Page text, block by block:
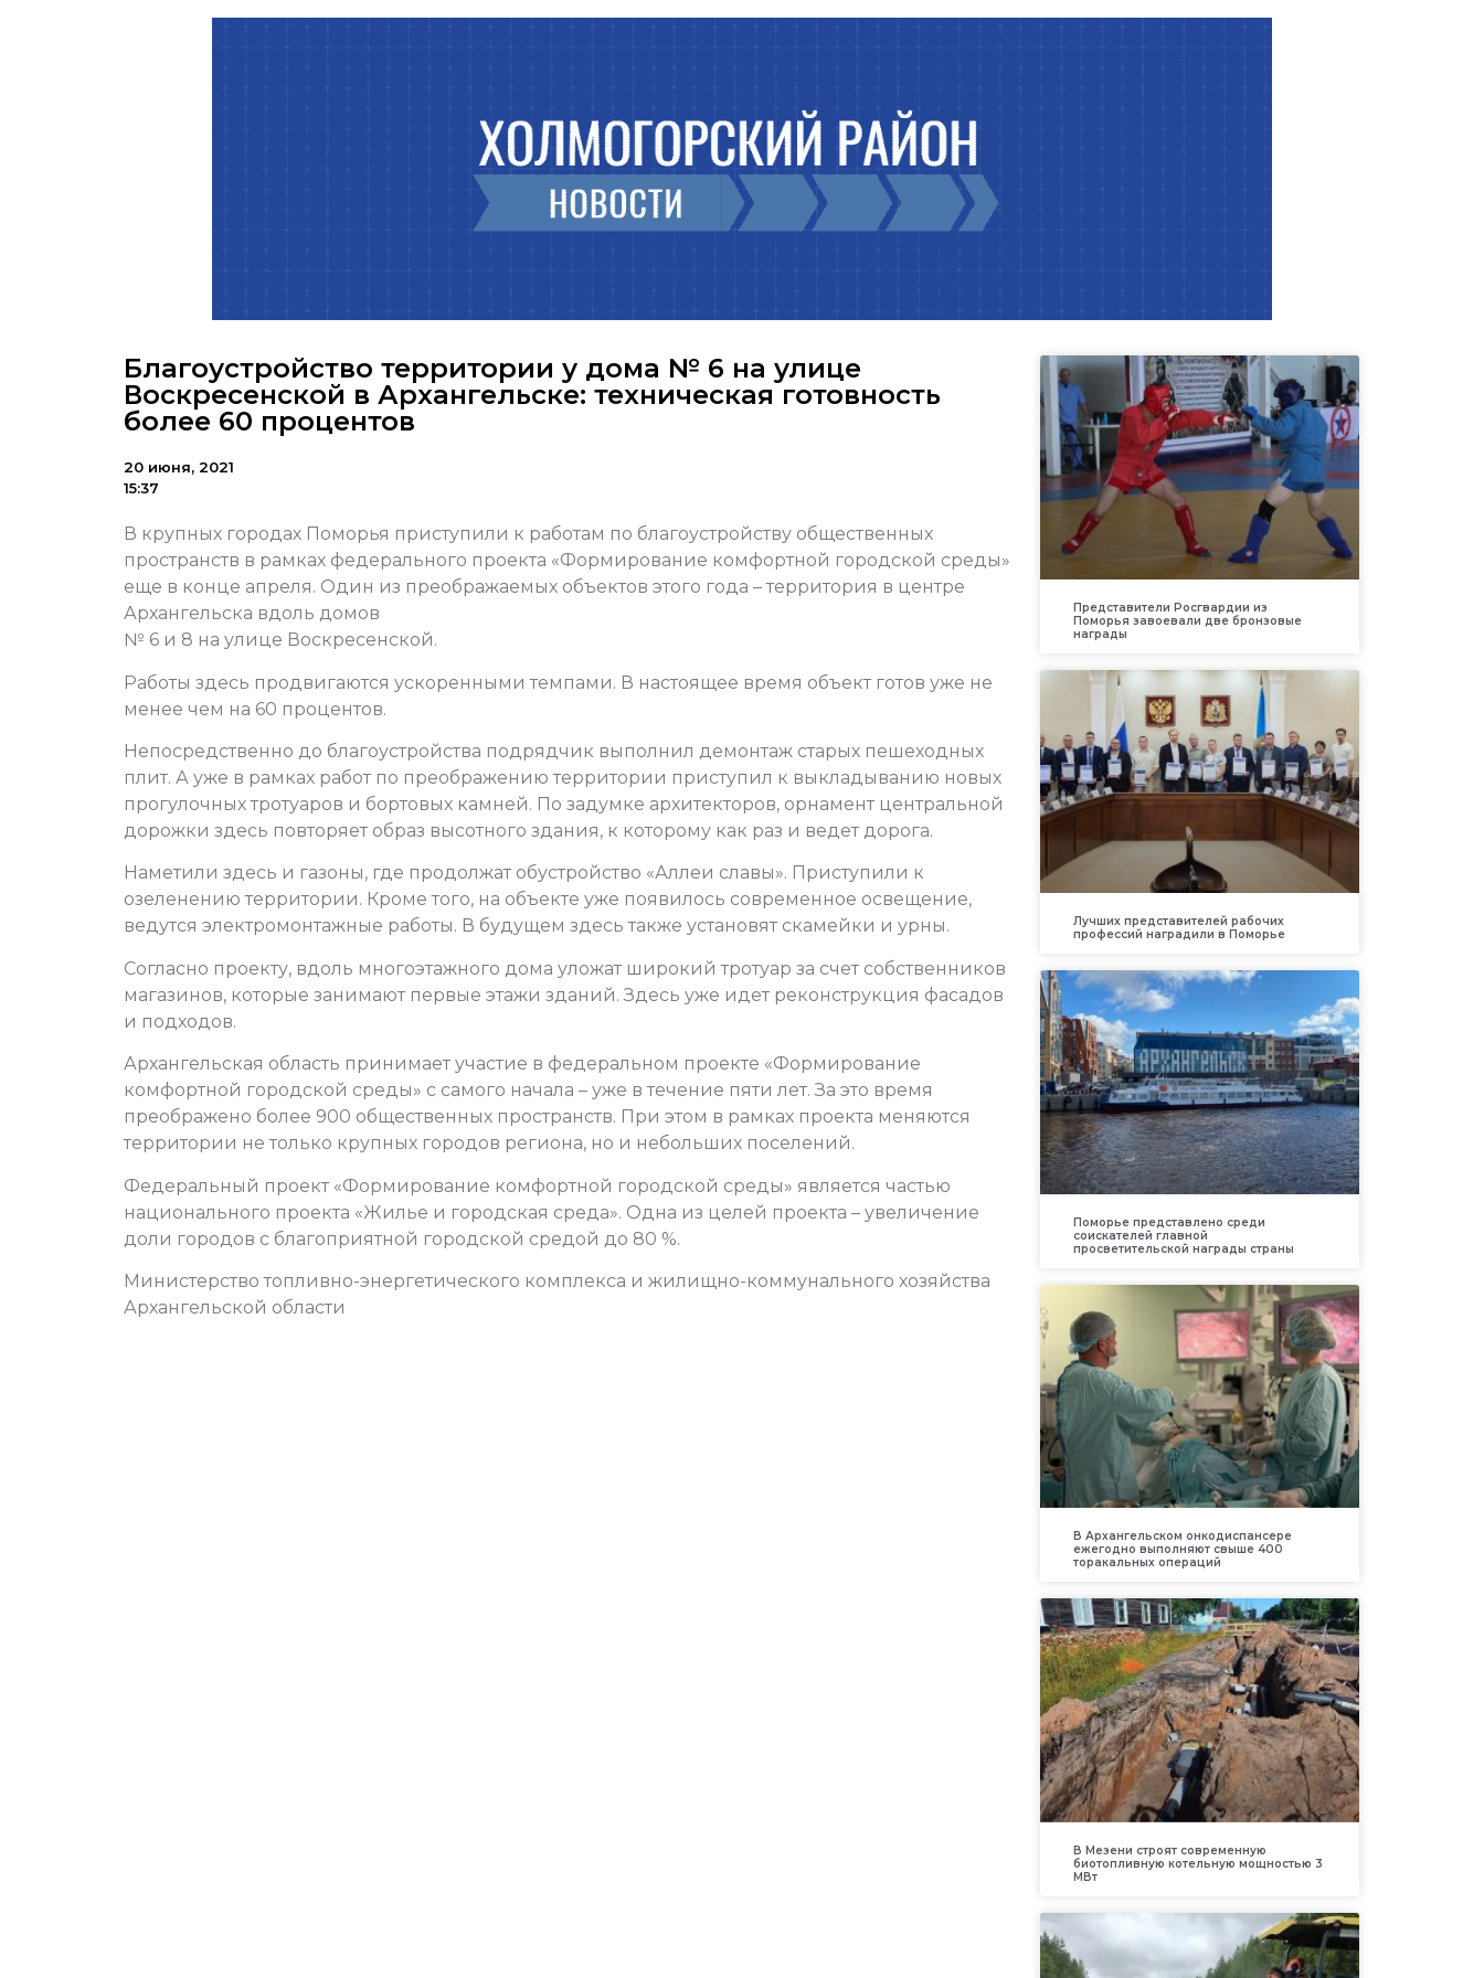
Благоустройство территории у дома № 6 на улице
Воскресенской в Архангельске: техническая готовность
более 60 процентов
20 июня, 2021
15:37
В крупных городах Поморья приступили к работам по благоустройству общественных
пространств в рамках федерального проекта «Формирование комфортной городской среды»
еще в конце апреля. Один из преображаемых объектов этого года – территория в центре
Архангельска вдоль домов
№ 6 и 8 на улице Воскресенской.
Работы здесь продвигаются ускоренными темпами. В настоящее время объект готов уже не
менее чем на 60 процентов.
Непосредственно до благоустройства подрядчик выполнил демонтаж старых пешеходных
плит. А уже в рамках работ по преображению территории приступил к выкладыванию новых
прогулочных тротуаров и бортовых камней. По задумке архитекторов, орнамент центральной
дорожки здесь повторяет образ высотного здания, к которому как раз и ведет дорога.
Наметили здесь и газоны, где продолжат обустройство «Аллеи славы». Приступили к
озеленению территории. Кроме того, на объекте уже появилось современное освещение,
ведутся электромонтажные работы. В будущем здесь также установят скамейки и урны.
Согласно проекту, вдоль многоэтажного дома уложат широкий тротуар за счет собственников
магазинов, которые занимают первые этажи зданий. Здесь уже идет реконструкция фасадов
и подходов.
Архангельская область принимает участие в федеральном проекте «Формирование
комфортной городской среды» с самого начала – уже в течение пяти лет. За это время
преображено более 900 общественных пространств. При этом в рамках проекта меняются
территории не только крупных городов региона, но и небольших поселений.
Федеральный проект «Формирование комфортной городской среды» является частью
национального проекта «Жилье и городская среда». Одна из целей проекта – увеличение
доли городов с благоприятной городской средой до 80 %.
Министерство топливно-энергетического комплекса и жилищно-коммунального хозяйства
Архангельской области
Представители Росгвардии из
Поморья завоевали две бронзовые
награды
Лучших представителей рабочих
профессий наградили в Поморье
Поморье представлено среди
соискателей главной
просветительской награды страны
В Архангельском онкодиспансере
ежегодно выполняют свыше 400
торакальных операций
В Мезени строят современную
биотопливную котельную мощностью 3
МВт